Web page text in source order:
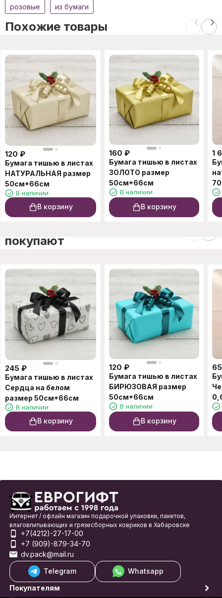
розовые из бумаги
Похожие товары
120 ₽
Бумага тишью в листах
НАТУРАЛЬНАЯ размер
50см*66см
В наличии
В корзину
160 ₽
Бумага тишью в листах
ЗОЛОТО размер
50см*66см
В наличии
В корзину
1
покупают
245 ₽
Бумага тишью в листах
Сердца на белом
размер 50см*66см
В наличии
В корзину
120 ₽
Бумага тишью в листах
БИРЮЗОВАЯ размер
50см*66см
В наличии
В корзину
65
Интернет / офлайн магазин подарочной упаковки, пакетов,
влаговпитывающих и грязесборных ковриков в Хабаровске
+7(4212)-27-17-00
+7 (909)-879-34-70
dv.pack@mail.ru
Telegram
Whatsapp
Покупателям